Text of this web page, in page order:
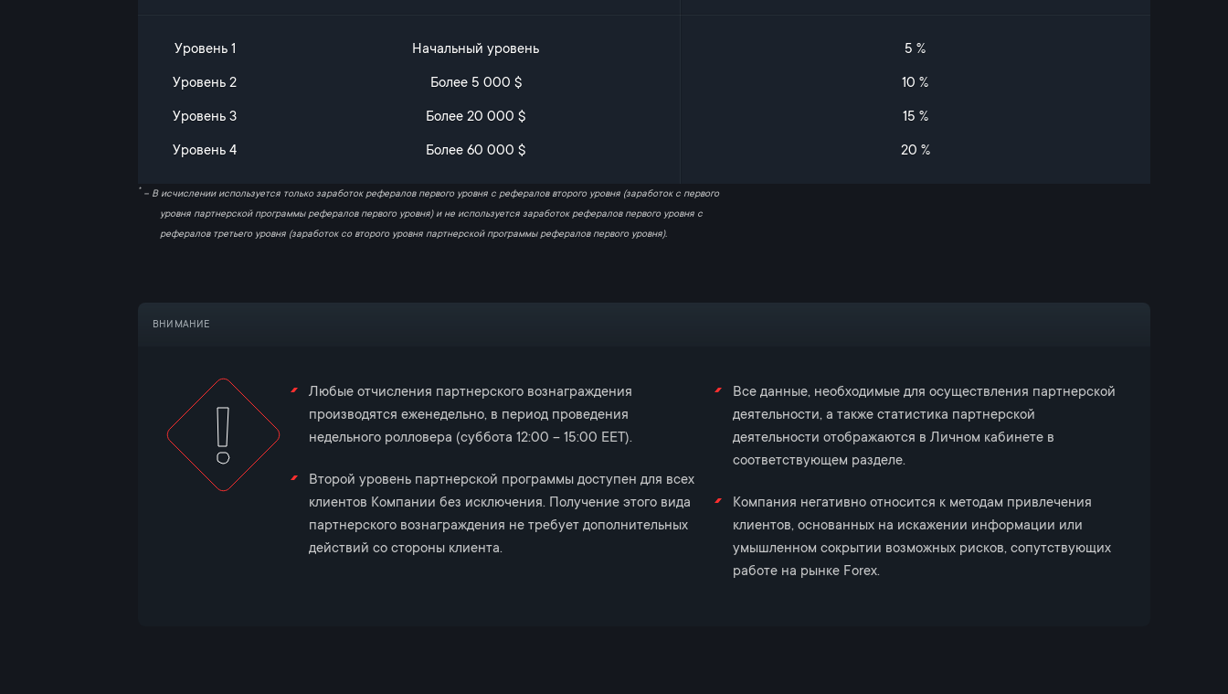
Уровень 1 Начальный уровень 5 %
Уровень 2 Более 5 000 $ 10 %
Уровень 3 Более 20 000 $ 15 %
Уровень 4 Более 60 000 $ 20 %
* – В исчислении используется только заработок рефералов первого уровня с рефералов второго уровня (заработок с первого
уровня партнерской программы рефералов первого уровня) и не используется заработок рефералов первого уровня с
рефералов третьего уровня (заработок со второго уровня партнерской программы рефералов первого уровня).
ВНИМАНИЕ
Любые отчисления партнерского вознаграждения
производятся еженедельно, в период проведения
недельного ролловера (суббота 12:00 – 15:00 EET).
Второй уровень партнерской программы доступен для всех
клиентов Компании без исключения. Получение этого вида
партнерского вознаграждения не требует дополнительных
действий со стороны клиента.
Все данные, необходимые для осуществления партнерской
деятельности, а также статистика партнерской
деятельности отображаются в Личном кабинете в
соответствующем разделе.
Компания негативно относится к методам привлечения
клиентов, основанных на искажении информации или
умышленном сокрытии возможных рисков, сопутствующих
работе на рынке Forex.